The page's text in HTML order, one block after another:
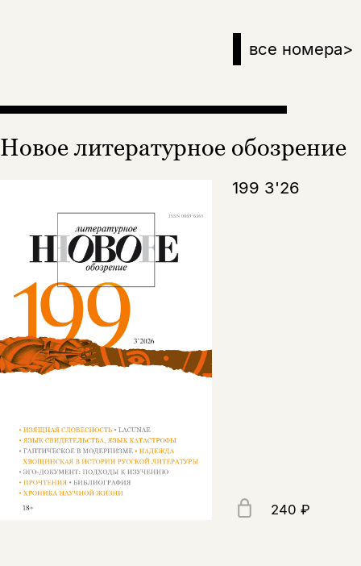
все номера>
Новое литературное обозрение
199 3'26
240 ₽